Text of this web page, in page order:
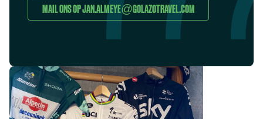
MAIL ONS OP JAN.ALMEYE@GOLAZOTRAVEL.COM